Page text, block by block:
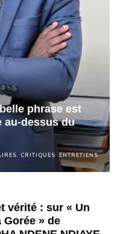
CRITIQUES ENTRETIENS
phrase est
au-dessus du
vérité : sur « Un
Gorée » de